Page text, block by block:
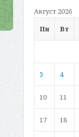
Август 2026
Пн
Вт
3 4
10 11
17 18